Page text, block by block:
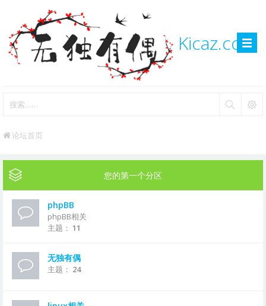
Kicaz.com
论坛首页
您的第一个分区
phpBB
phpBB相关
主题： 11
无独有偶
主题： 24